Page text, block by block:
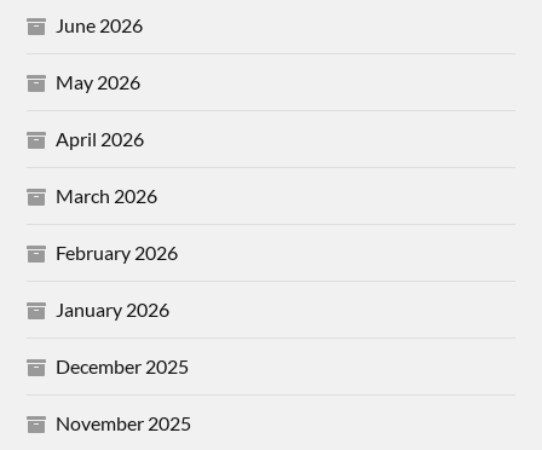
June 2026
May 2026
April 2026
March 2026
February 2026
January 2026
December 2025
November 2025